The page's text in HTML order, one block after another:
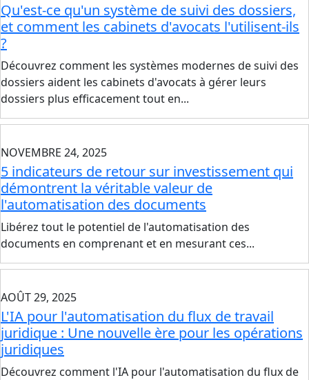
Qu'est-ce qu'un système de suivi des dossiers,
et comment les cabinets d'avocats l'utilisent-ils
?
Découvrez comment les systèmes modernes de suivi des
dossiers aident les cabinets d'avocats à gérer leurs
dossiers plus efficacement tout en...
NOVEMBRE 24, 2025
5 indicateurs de retour sur investissement qui
démontrent la véritable valeur de
l'automatisation des documents
Libérez tout le potentiel de l'automatisation des
documents en comprenant et en mesurant ces...
AOÛT 29, 2025
L'IA pour l'automatisation du flux de travail
juridique : Une nouvelle ère pour les opérations
juridiques
Découvrez comment l'IA pour l'automatisation du flux de